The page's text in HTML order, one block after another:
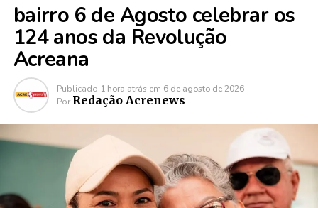
bairro 6 de Agosto celebrar os
124 anos da Revolução
Acreana
Publicado 1 hora atrás em 6 de agosto de 2026
Por Redação Acrenews